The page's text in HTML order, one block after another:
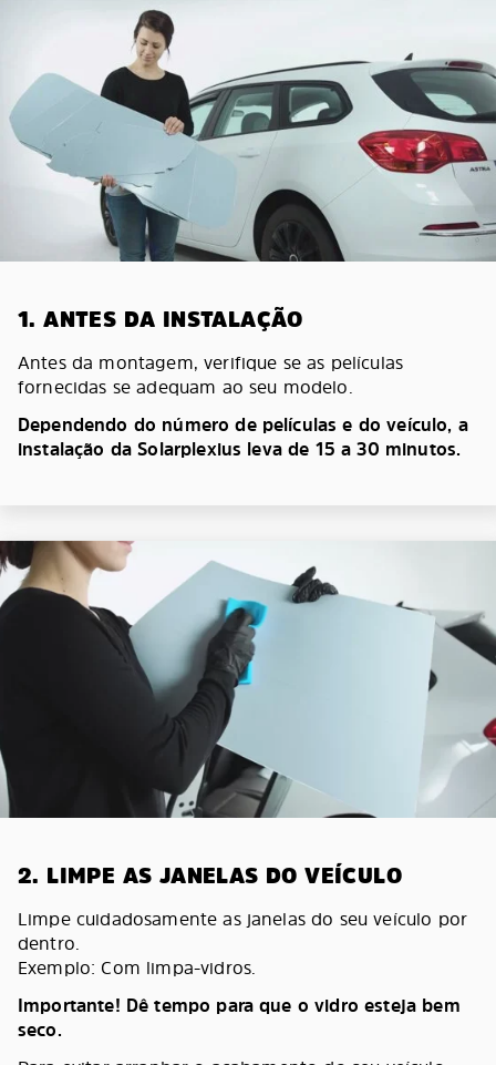
1. ANTES DA INSTALAÇÃO
Antes da montagem, verifique se as películas
fornecidas se adequam ao seu modelo.
Dependendo do número de películas e do veículo, a
instalação da Solarplexius leva de 15 a 30 minutos.
2. LIMPE AS JANELAS DO VEÍCULO
Limpe cuidadosamente as janelas do seu veículo por
dentro.
Exemplo: Com limpa-vidros.
Importante! Dê tempo para que o vidro esteja bem
seco.